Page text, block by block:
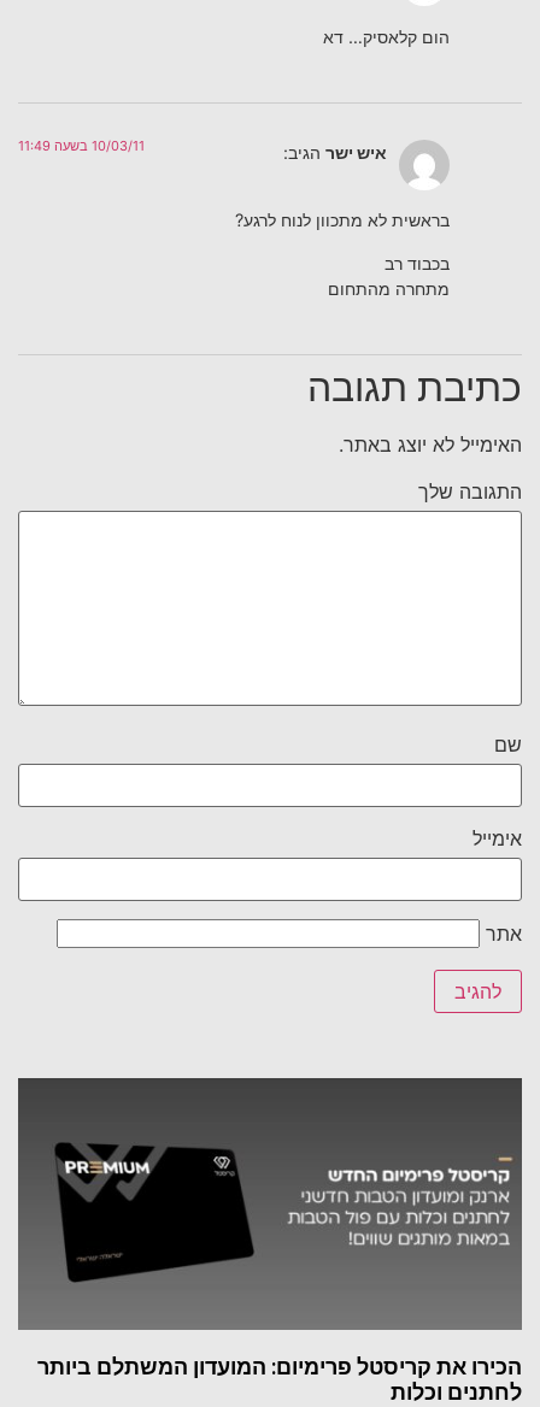
הום קלאסיק… דא
איש ישר הגיב: 10/03/11 בשעה 11:49
בראשית לא מתכוון לנוח לרגע?
בכבוד רב
מתחרה מהתחום
כתיבת תגובה
האימייל לא יוצג באתר.
התגובה שלך
שם
אימייל
אתר
הכירו את קריסטל פרימיום: המועדון המשתלם ביותר
לחתנים וכלות